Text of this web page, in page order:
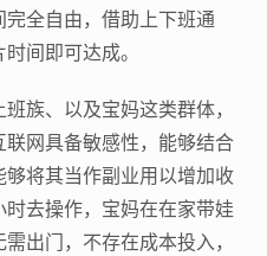
全自由，借助上下班通
间即可达成。
族、以及宝妈这类群体，
网具备敏感性，能够结合
将其当作副业用以增加收
去操作，宝妈在在家带娃
出门，不存在成本投入，